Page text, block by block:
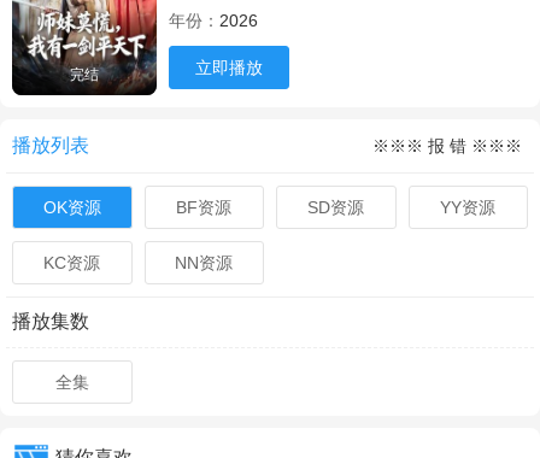
完结
年份： 2026
立即播放
播放列表 ※※※ 报 错 ※※※
OK资源 BF资源 SD资源 YY资源
KC资源 NN资源
播放集数
全集